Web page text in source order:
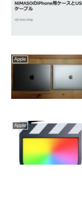
Apple
Apple